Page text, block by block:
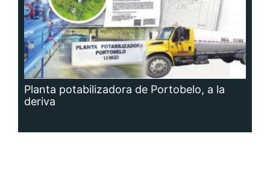
Planta potabilizadora de Portobelo, a la
deriva